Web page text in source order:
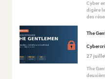
Cyber
digère
des
The
27
The